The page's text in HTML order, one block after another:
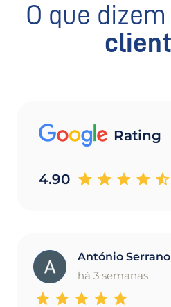
O que
Rating
4.90
A
António Serrano
há 3 semanas